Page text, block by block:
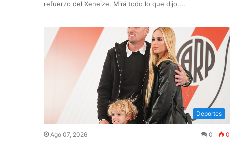
refuerzo del Xeneize. Mirá todo lo que dijo....
Deportes
Ago 07, 2026 0 0